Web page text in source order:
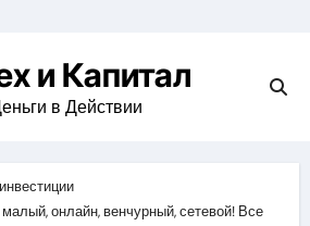
и Капитал
в Действии
малый, онлайн, венчурный, сетевой! Все